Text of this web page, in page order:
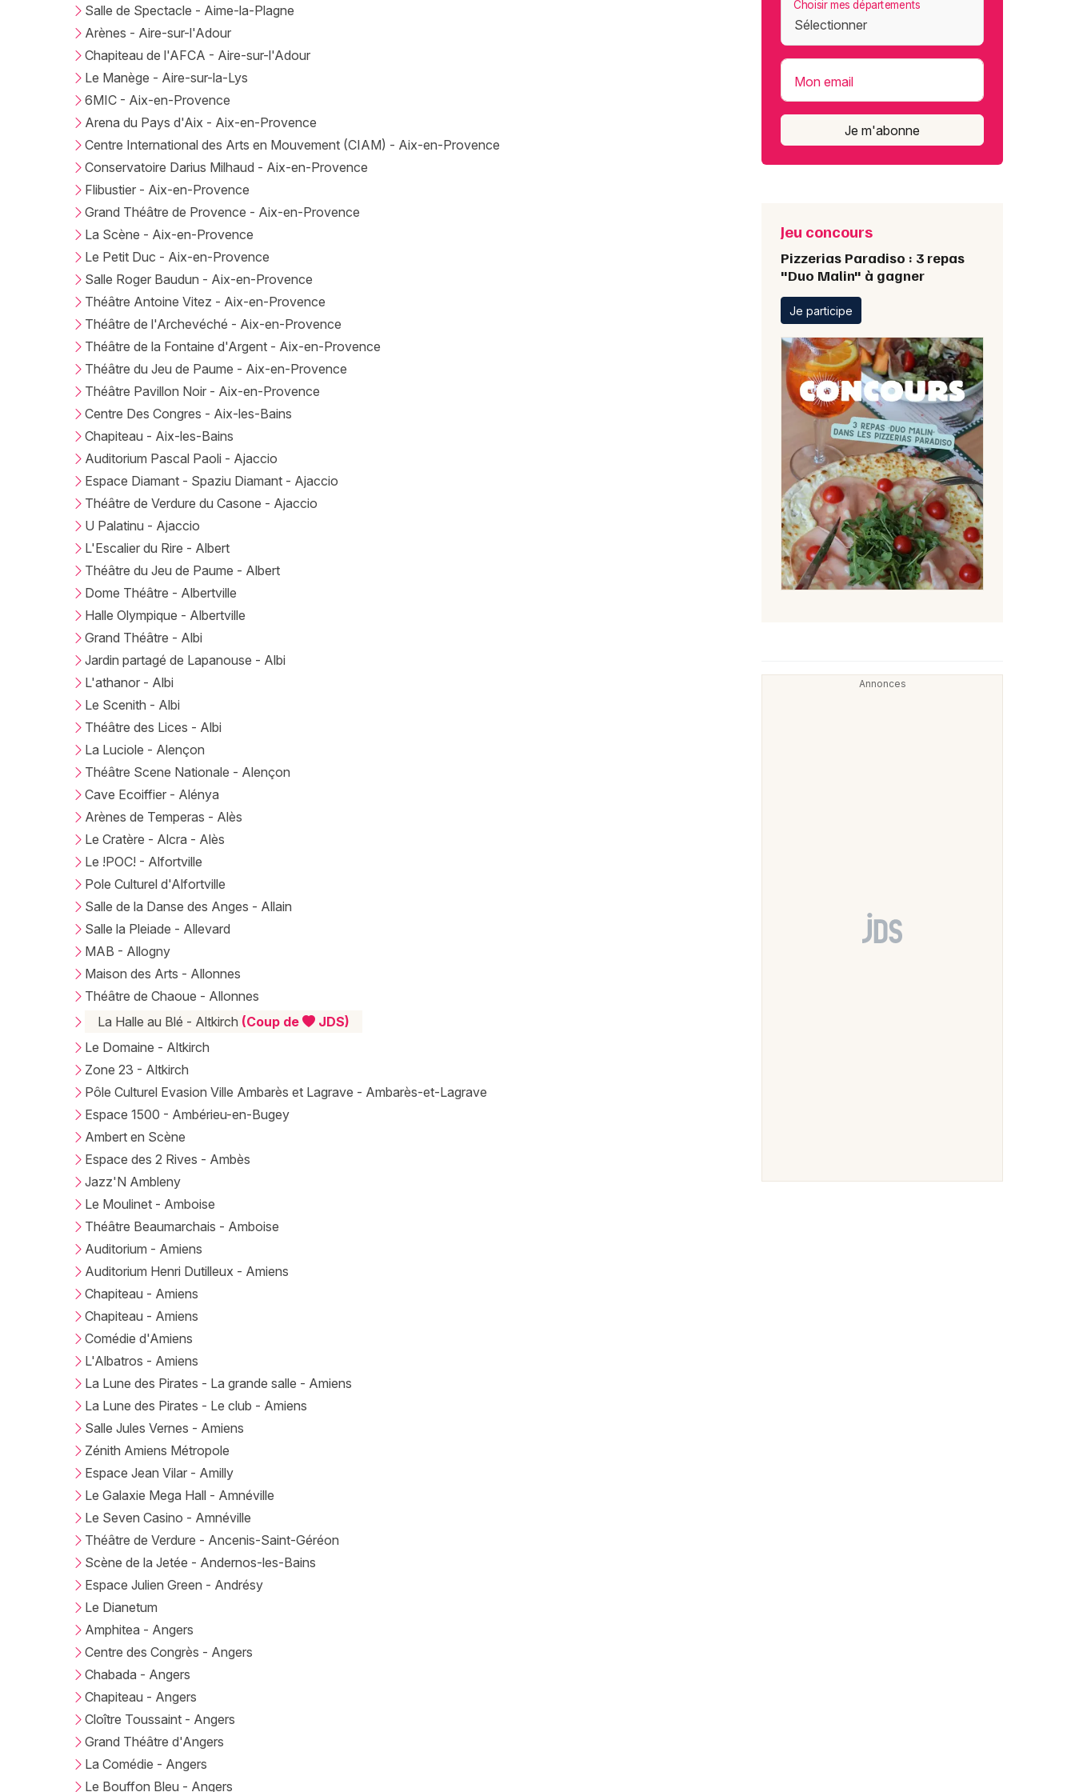
Salle de Spectacle - Aime-la-Plagne
Arènes - Aire-sur-l'Adour
Chapiteau de l'AFCA - Aire-sur-l'Adour
Le Manège - Aire-sur-la-Lys
6MIC - Aix-en-Provence
Arena du Pays d'Aix - Aix-en-Provence
Centre International des Arts en Mouvement (CIAM) - Aix-en-Provence
Conservatoire Darius Milhaud - Aix-en-Provence
Flibustier - Aix-en-Provence
Grand Théâtre de Provence - Aix-en-Provence
La Scène - Aix-en-Provence
Le Petit Duc - Aix-en-Provence
Salle Roger Baudun - Aix-en-Provence
Théâtre Antoine Vitez - Aix-en-Provence
Théâtre de l'Archevéché - Aix-en-Provence
Théâtre de la Fontaine d'Argent - Aix-en-Provence
Théâtre du Jeu de Paume - Aix-en-Provence
Théâtre Pavillon Noir - Aix-en-Provence
Centre Des Congres - Aix-les-Bains
Chapiteau - Aix-les-Bains
Auditorium Pascal Paoli - Ajaccio
Espace Diamant - Spaziu Diamant - Ajaccio
Théâtre de Verdure du Casone - Ajaccio
U Palatinu - Ajaccio
L'Escalier du Rire - Albert
Théâtre du Jeu de Paume - Albert
Dome Théâtre - Albertville
Halle Olympique - Albertville
Grand Théâtre - Albi
Jardin partagé de Lapanouse - Albi
L'athanor - Albi
Le Scenith - Albi
Théâtre des Lices - Albi
La Luciole - Alençon
Théâtre Scene Nationale - Alençon
Cave Ecoiffier - Alénya
Arènes de Temperas - Alès
Le Cratère - Alcra - Alès
Le !POC! - Alfortville
Pole Culturel d'Alfortville
Salle de la Danse des Anges - Allain
Salle la Pleiade - Allevard
MAB - Allogny
Maison des Arts - Allonnes
Théâtre de Chaoue - Allonnes
La Halle au Blé - Altkirch (Coup de
JDS)
Le Domaine - Altkirch
Zone 23 - Altkirch
Pôle Culturel Evasion Ville Ambarès et Lagrave - Ambarès-et-Lagrave
Espace 1500 - Ambérieu-en-Bugey
Ambert en Scène
Espace des 2 Rives - Ambès
Jazz'N Ambleny
Le Moulinet - Amboise
Théâtre Beaumarchais - Amboise
Auditorium - Amiens
Auditorium Henri Dutilleux - Amiens
Chapiteau - Amiens
Chapiteau - Amiens
Comédie d'Amiens
L'Albatros - Amiens
La Lune des Pirates - La grande salle - Amiens
La Lune des Pirates - Le club - Amiens
Salle Jules Vernes - Amiens
Zénith Amiens Métropole
Espace Jean Vilar - Amilly
Le Galaxie Mega Hall - Amnéville
Le Seven Casino - Amnéville
Théâtre de Verdure - Ancenis-Saint-Géréon
Scène de la Jetée - Andernos-les-Bains
Espace Julien Green - Andrésy
Le Dianetum
Amphitea - Angers
Centre des Congrès - Angers
Chabada - Angers
Chapiteau - Angers
Cloître Toussaint - Angers
Grand Théâtre d'Angers
La Comédie - Angers
Le Bouffon Bleu - Angers
Choisir mes départements
Mon email
Je m'abonne
Jeu concours
Pizzerias Paradiso : 3 repas
"Duo Malin" à gagner
Je participe